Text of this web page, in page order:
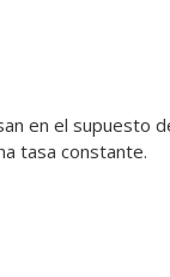
en el supuesto
tasa constante.